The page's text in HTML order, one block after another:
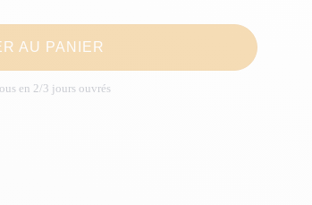
AU PANIER
en 2/3 jours ouvrés